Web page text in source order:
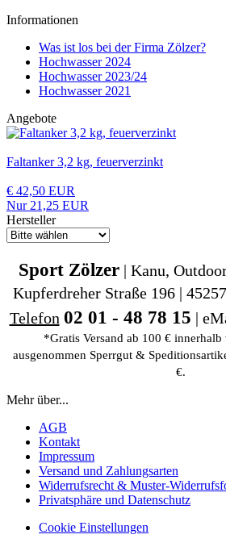
Informationen
Was ist los bei der Firma Zölzer?
Hochwasser 2024
Hochwasser 2023/24
Hochwasser 2021
Angebote
Faltanker 3,2 kg, feuerverzinkt
€ 42,50 EUR
Nur 21,25 EUR
Hersteller
Sport Zölzer | Kanu,
Kupferdreher Straße 196 |
Telefon 02 01 - 48 78 15 |
*Gratis Versand ab 100 €
ausgenommen Sperrgut &
€.
Mehr über...
AGB
Kontakt
Impressum
Versand und Zahlungsarten
Widerrufsrecht & Muster-
Privatsphäre und Datenschutz
Cookie Einstellungen